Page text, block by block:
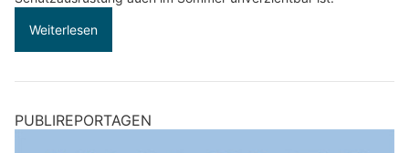
Weiterlesen
PUBLIREPORTAGEN